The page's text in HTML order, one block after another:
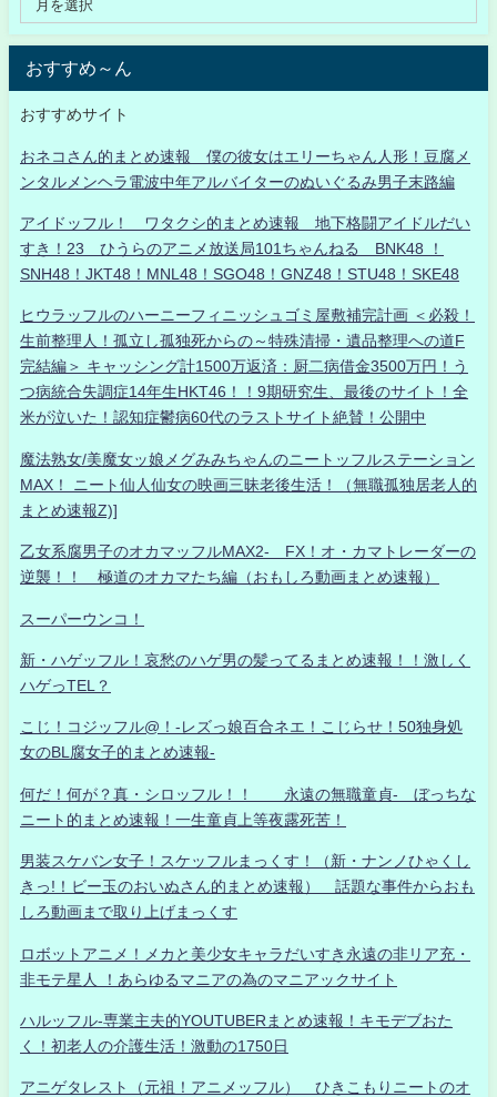
おすすめ～ん
おすすめサイト
おネコさん的まとめ速報 僕の彼女はエリーちゃん人形！豆腐メ
ンタルメンヘラ電波中年アルバイターのぬいぐるみ男子末路編
アイドッフル！ ワタクシ的まとめ速報 地下格闘アイドルだい
すき！23 ひうらのアニメ放送局101ちゃんねる BNK48 ！
SNH48！JKT48！MNL48！SGO48！GNZ48！STU48！SKE48
ヒウラッフルのハーニーフィニッシュゴミ屋敷補完計画 ＜必殺！
生前整理人！孤立し孤独死からの～特殊清掃・遺品整理への道F
完結編＞ キャッシング計1500万返済：厨二病借金3500万円！う
つ病統合失調症14年生HKT46！！9期研究生、最後のサイト！全
米が泣いた！認知症鬱病60代のラストサイト絶賛！公開中
魔法熟女/美魔女ッ娘メグみみちゃんのニートッフルステーション
MAX！ ニート仙人仙女の映画三昧老後生活！（無職孤独居老人的
まとめ速報Z)]
乙女系腐男子のオカマッフルMAX2- FX！オ・カマトレーダーの
逆襲！！ 極道のオカマたち編（おもしろ動画まとめ速報）
スーパーウンコ！
新・ハゲッフル！哀愁のハゲ男の髪ってるまとめ速報！！激しく
ハゲっTEL？
こじ！コジッフル@！-レズっ娘百合ネエ！こじらせ！50独身処
女のBL腐女子的まとめ速報-
何だ！何が？真・シロッフル！！ 永遠の無職童貞- ぼっちな
ニート的まとめ速報！一生童貞上等夜露死苦！
男装スケバン女子！スケッフルまっくす！（新・ナンノひゃくし
きっ!！ビー玉のおいぬさん的まとめ速報） 話題な事件からおも
しろ動画まで取り上げまっくす
ロボットアニメ！メカと美少女キャラだいすき永遠の非リア充・
非モテ星人 ！あらゆるマニアの為のマニアックサイト
ハルッフル-専業主夫的YOUTUBERまとめ速報！キモデブおた
く！初老人の介護生活！激動の1750日
アニゲタレスト（元祖！アニメッフル） ひきこもりニートのオ